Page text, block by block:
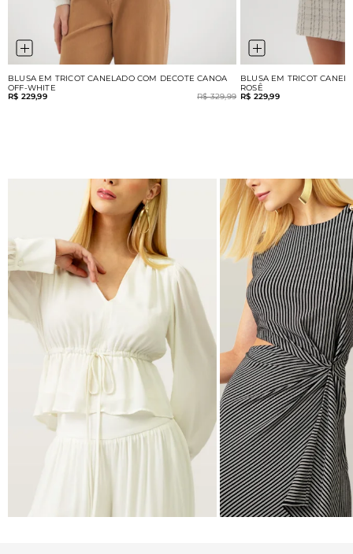
BLUSA EM TRICOT CANELADO COM DECOTE CANOA
OFF-WHITE
R$ 229,99
R$ 329,99
BLUSA EM TRICOT
ROSÊ
R$ 229,99